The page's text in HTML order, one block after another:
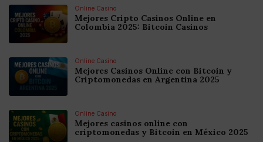
Online Casino
Mejores Cripto Casinos Online en
Colombia 2025: Bitcoin Casinos
Online Casino
Mejores Casinos Online con Bitcoin y
Criptomonedas en Argentina 2025
Online Casino
Mejores casinos online con
criptomonedas y Bitcoin en México 2025